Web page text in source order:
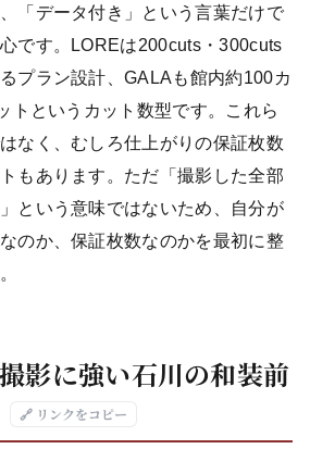
「データ付き」という言葉だけで
です。LOREは200cuts・300cuts
プラン設計、GALAも館内約100カ
トというカット数型です。これら
なく、むしろ仕上がりの保証枚数
もあります。ただ「撮影した全部
という意味ではないため、自分が
のか、保証枚数なのかを最初に整
影に強い石川の和装前
🔗 リンクをコピー